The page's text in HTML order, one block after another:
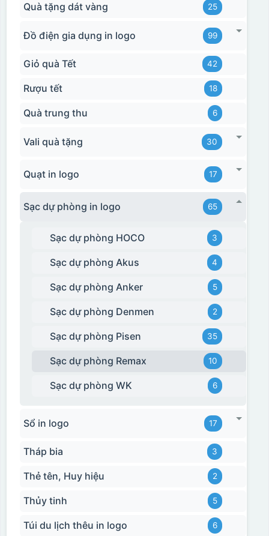
Hộp xi bình giữ nhiệt
Quà tặng dát vàng 25
Đồ điện gia dụng in logo 99
Giỏ quà Tết 42
Rượu tết 18
Quà trung thu 6
Vali quà tặng 30
Quạt in logo 17
Sạc dự phòng in logo 65
Sạc dự phòng HOCO 3
Sạc dự phòng Akus 4
Sạc dự phòng Anker 5
Sạc dự phòng Denmen 2
Sạc dự phòng Pisen 35
Sạc dự phòng Remax 10
Sạc dự phòng WK 6
Sổ in logo 17
Tháp bia 3
Thẻ tên, Huy hiệu 2
Thủy tinh 5
Túi du lịch thêu in logo 6